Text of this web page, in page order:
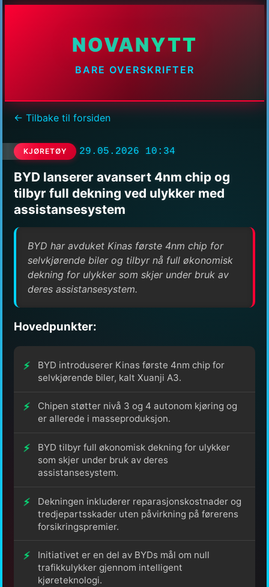
NOVANYTT
BARE OVERSKRIFTER
← Tilbake til forsiden
KJØRETØY 29.05.2026 10:34
BYD lanserer avansert 4nm chip og
tilbyr full dekning ved ulykker med
assistansesystem
BYD har avduket Kinas første 4nm chip for
selvkjørende biler og tilbyr nå full økonomisk
dekning for ulykker som skjer under bruk av
deres assistansesystem.
Hovedpunkter:
BYD introduserer Kinas første 4nm chip for
selvkjørende biler, kalt Xuanji A3.
Chipen støtter nivå 3 og 4 autonom kjøring og
er allerede i masseproduksjon.
BYD tilbyr full økonomisk dekning for ulykker
som skjer under bruk av deres
assistansesystem.
Dekningen inkluderer reparasjonskostnader og
tredjepartsskader uten påvirkning på førerens
forsikringspremier.
Initiativet er en del av BYDs mål om null
trafikkulykker gjennom intelligent
kjøreteknologi.